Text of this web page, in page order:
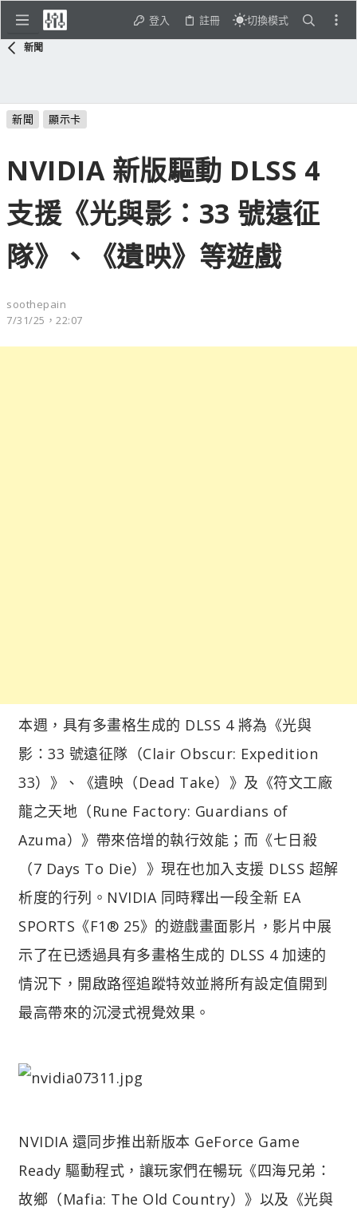
登入 註冊 切換模式
新聞
新聞 顯示卡
NVIDIA 新版驅動 DLSS 4
支援《光與影：33 號遠征
隊》、《遺映》等遊戲
soothepain
7/31/25，22:07
本週，具有多畫格生成的 DLSS 4 將為《光與
影：33 號遠征隊（Clair Obscur: Expedition
33）》、《遺映（Dead Take）》及《符文工廠
龍之天地（Rune Factory: Guardians of
Azuma）》帶來倍增的執行效能；而《七日殺
（7 Days To Die）》現在也加入支援 DLSS 超解
析度的行列。NVIDIA 同時釋出一段全新 EA
SPORTS《F1® 25》的遊戲畫面影片，影片中展
示了在已透過具有多畫格生成的 DLSS 4 加速的
情況下，開啟路徑追蹤特效並將所有設定值開到
最高帶來的沉浸式視覺效果。
NVIDIA 還同步推出新版本 GeForce Game
Ready 驅動程式，讓玩家們在暢玩《四海兄弟：
故鄉（Mafia: The Old Country）》以及《光與